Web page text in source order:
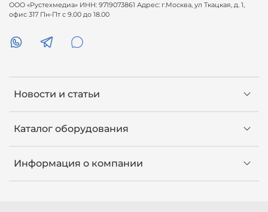
Новости и статьи
Каталог оборудования
Информация о компании
ООО «Рустехмедиа» ИНН: 9719073861 Адрес: г.Москва, ул Ткацкая, д. 1,
офис 317 Пн-Пт с 9.00 до 18.00